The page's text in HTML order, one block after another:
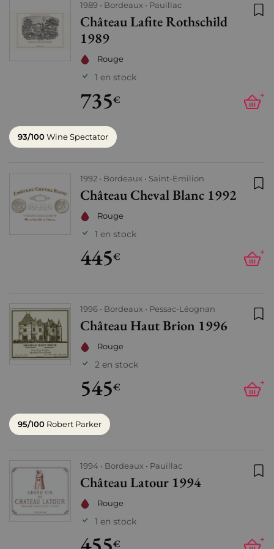
1989 Bordeaux Pauillac
Château Lafite Rothschild
1989
Rouge
1 en stock
735€ +
93/100Wine Spectator
1992 Bordeaux Saint-Emilion
Château Cheval Blanc 1992
Rouge
1 en stock
445€ +
1996 Bordeaux Pessac-Léognan
Château Haut Brion 1996
Rouge
2 en stock
545€ +
95/100 Robert Parker
1994 Bordeaux Pauillac
Château Latour 1994
Rouge
1 en stock
€ +